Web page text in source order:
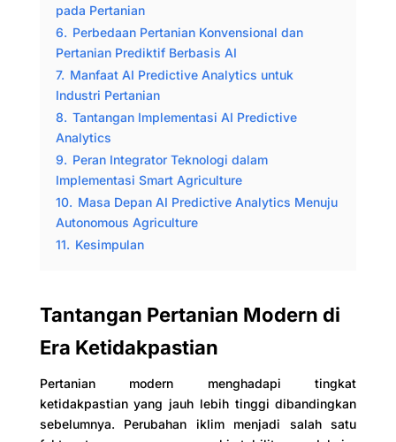
pada Pertanian
6. Perbedaan Pertanian Konvensional dan
Pertanian Prediktif Berbasis AI
7. Manfaat AI Predictive Analytics untuk
Industri Pertanian
8. Tantangan Implementasi AI Predictive
Analytics
9. Peran Integrator Teknologi dalam
Implementasi Smart Agriculture
10. Masa Depan AI Predictive Analytics Menuju
Autonomous Agriculture
11. Kesimpulan
Tantangan Pertanian Modern di
Era Ketidakpastian
Pertanian modern menghadapi tingkat
ketidakpastian yang jauh lebih tinggi dibandingkan
sebelumnya. Perubahan iklim menjadi salah satu